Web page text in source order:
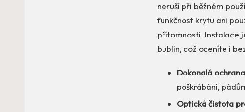
neruší při běžném
funkčnost krytu ani
přítomnosti. Instalace
bublin, což oceníte i
Dokonalá
poškrábání,
Optická čistota